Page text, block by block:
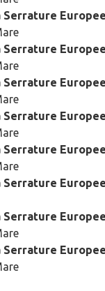
Serrature
Serrature
Serrature
Serrature
Serrature
Serrature
Serrature